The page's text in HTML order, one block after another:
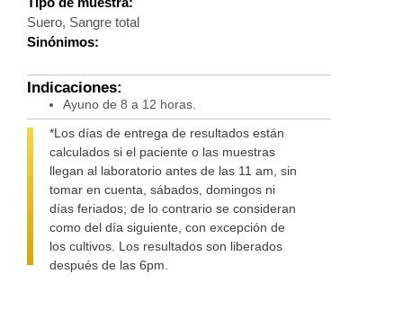
Suero, Sangre total
Sinónimos:
Indicaciones:
Ayuno de 8 a 12 horas.
*Los días de entrega de resultados están
calculados si el paciente o las muestras
llegan al laboratorio antes de las 11 am, sin
tomar en cuenta, sábados, domingos ni
días feriados; de lo contrario se consideran
como del día siguiente, con excepción de
los cultivos. Los resultados son liberados
después de las 6pm.